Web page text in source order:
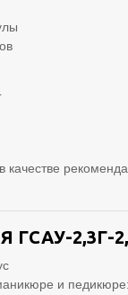
2,3Г-
и педикюре: